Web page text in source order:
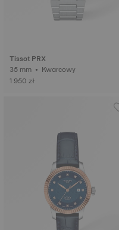
Tissot PRX
35 mm • Kwarcowy
1 950 zł